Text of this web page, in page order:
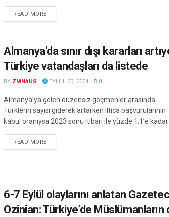
READ MOREDETAILS
Almanya’da sınır dışı kararları
Türkiye vatandaşları da listede
BY ZMNAUS EYLÜL 23, 2024 0
Almanya’ya gelen düzensiz göçmenler arasında
Türklerin sayısı giderek artarken iltica başvurularının
kabul oranıysa 2023 sonu itibarı ile yüzde 1,1’e kadar
READ MOREDETAILS
6-7 Eylül olaylarını anlatan
Ozinian: Türkiye’de Müslümanların